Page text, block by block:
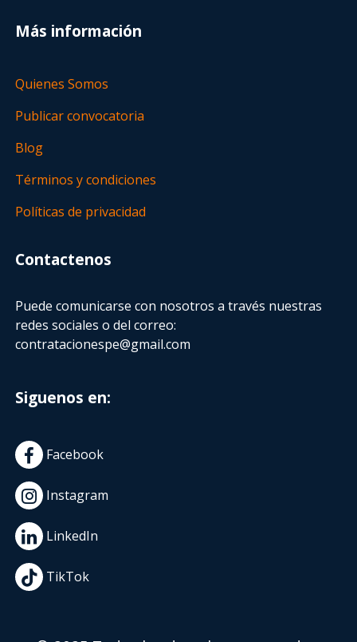
Más información
Quienes Somos
Publicar convocatoria
Blog
Términos y condiciones
Políticas de privacidad
Contactenos
Puede comunicarse con nosotros a través nuestras
redes sociales o del correo:
contratacionespe@gmail.com
Siguenos en:
Facebook
Instagram
LinkedIn
TikTok